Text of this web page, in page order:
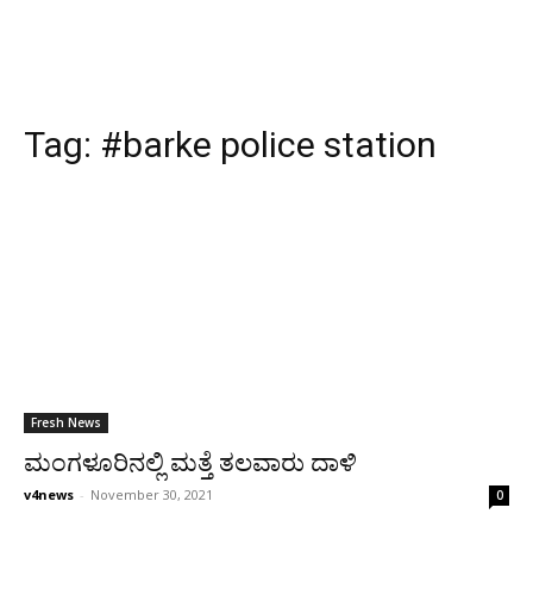
Tag: #barke police station
Fresh News
ಮಂಗಳೂರಿನಲ್ಲಿ ಮತ್ತೆ ತಲವಾರು ದಾಳಿ
v4news - November 30, 2021 0